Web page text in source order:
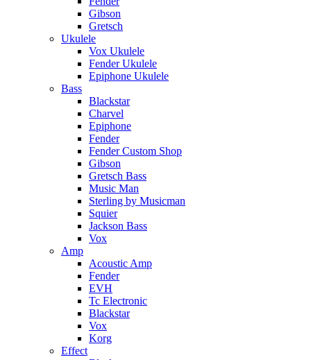
Gibson
Gretsch
Ukulele
Vox Ukulele
Fender Ukulele
Epiphone Ukulele
Bass
Blackstar
Charvel
Epiphone
Fender
Fender Custom Shop
Gibson
Gretsch Bass
Music Man
Sterling by Musicman
Squier
Jackson Bass
Vox
Amp
Acoustic Amp
Fender
EVH
Tc Electronic
Blackstar
Vox
Korg
Effect